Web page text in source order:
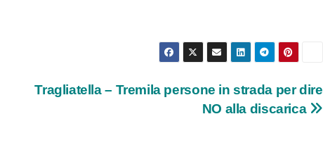
Tragliatella – Tremila persone in strada per dire
NO alla discarica